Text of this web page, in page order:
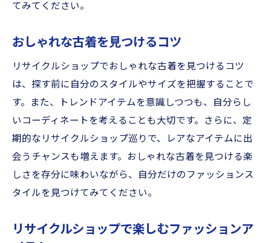
てみてください。
おしゃれな古着を見つけるコツ
リサイクルショップでおしゃれな古着を見つけるコツ
は、探す前に自分のスタイルやサイズを把握することで
す。また、トレンドアイテムを意識しつつも、自分らし
いコーディネートを考えることも大切です。さらに、定
期的なリサイクルショップ巡りで、レアなアイテムに出
会うチャンスも増えます。おしゃれな古着を見つける楽
しさを存分に味わいながら、自分だけのファッションス
タイルを見つけてみてください。
リサイクルショップで楽しむファッションア